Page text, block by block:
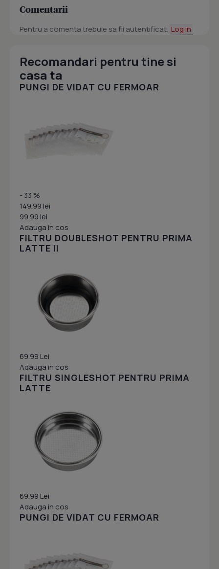
Comentarii
Pentru a comenta trebuie sa fii autentificat. Log in
Recomandari pentru tine si
casa ta
PUNGI DE VIDAT CU FERMOAR
- 33 %
149.99 lei
99.99 lei
Adauga in cos
FILTRU DOUBLESHOT PENTRU PRIMA
LATTE II
69.99 Lei
Adauga in cos
FILTRU SINGLESHOT PENTRU PRIMA
LATTE
69.99 Lei
Adauga in cos
PUNGI DE VIDAT CU FERMOAR